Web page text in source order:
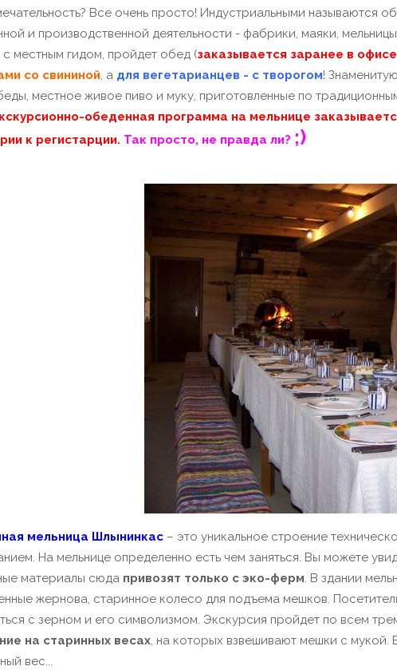
Все очень просто! Индустриальными называются
и производственной деятельности - фабрики, маяки,
с местным гидом, пройдет обед (заказывается заранее в офисе
со свининой, а для вегетарианцев - с творогом!
местное живое пиво и муку, приготовленные по
обеденная программа на мельнице
к регистарции. Так просто, не правда ли? ;)
мельница Шлынинкас – это уникальное строение
На мельнице определенно есть чем заняться. Вы можете
материалы сюда привозят только с эко-ферм. В здании
жернова, старинное колесо для подъема мешков.
с зерном и его символизмом. Экскурсия пройдет по всем
на старинных весах, на которых взвешивают мешки с мукой.
вес...